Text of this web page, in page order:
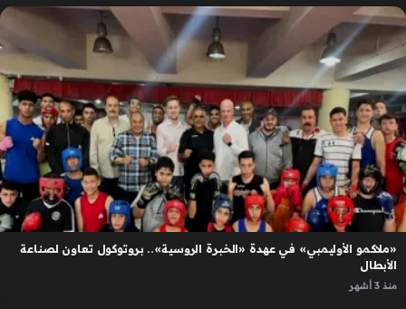
«ملاكمو الأوليمبي» في عهدة «الخبرة الروسية».. بروتوكول تعاون لصناعة
الأبطال
منذ 3 أشهر